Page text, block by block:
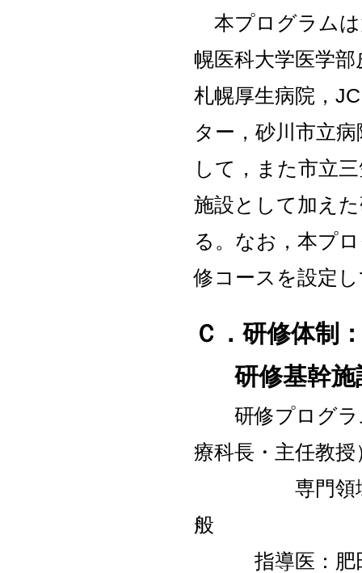
本プログラムは
幌医科大学医学
札幌厚生病院，
ター，砂川市立
して，また市立
施設として加え
る。なお，本プ
修コースを設定
Ｃ．研修体制
研修基幹
研修プログラ
療科長・主任教授
専門領域：ウ
般
指導医：肥田